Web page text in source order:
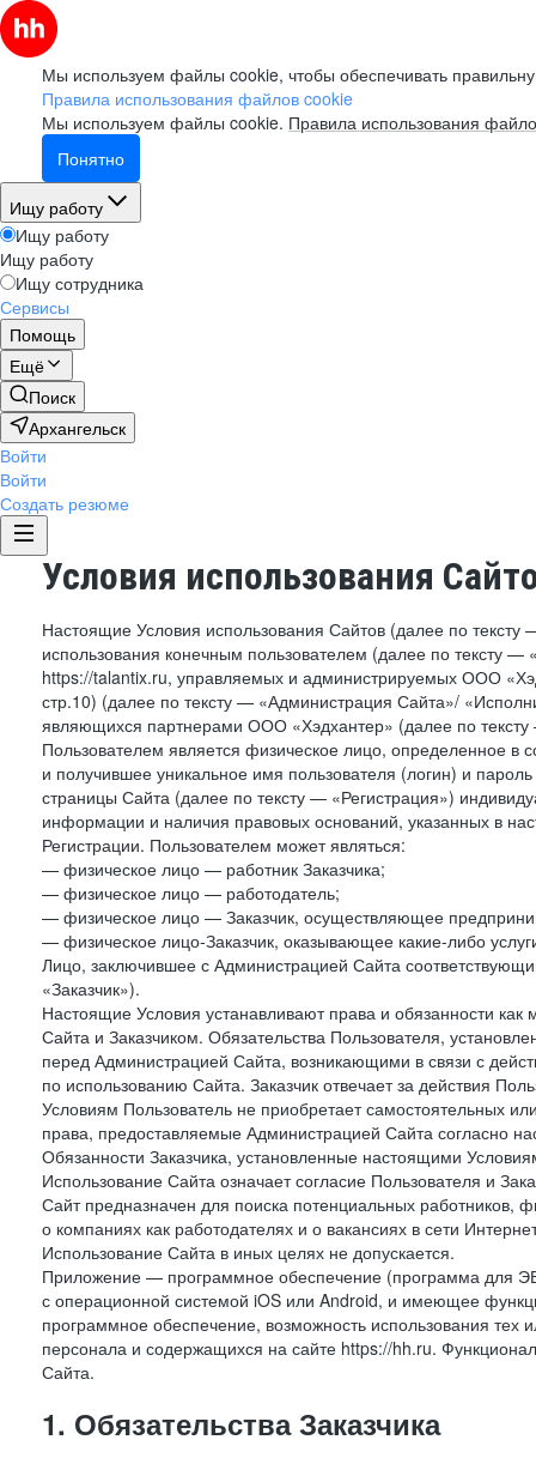
Мы используем файлы cookie, чтобы обеспечивать
Правила использования файлов cookie
Мы используем файлы cookie. Правила использования
Понятно
Ищу работу
Ищу работу
Ищу работу
Ищу сотрудника
Сервисы
Помощь
Ещё
Поиск
Архангельск
Войти
Войти
Создать резюме
Условия использования
Настоящие Условия использования Сайтов (далее по
использования конечным пользователем (далее по тексту
https://talantix.ru, управляемых и администрируемых ООО
стр.10) (далее по тексту — «Администрация Сайта»/
являющихся партнерами ООО «Хэдхантер» (далее по
Пользователем является физическое лицо, определенное в
и получившее уникальное имя пользователя (логин) и
страницы Сайта (далее по тексту — «Регистрация»)
информации и наличия правовых оснований, указанных в
Регистрации. Пользователем может являться:
— физическое лицо — работник Заказчика;
— физическое лицо — работодатель;
— физическое лицо — Заказчик, осуществляющее
— физическое лицо-Заказчик, оказывающее какие-либо
Лицо, заключившее с Администрацией Сайта
«Заказчик»).
Настоящие Условия устанавливают права и обязанности
Сайта и Заказчиком. Обязательства Пользователя,
перед Администрацией Сайта, возникающими в связи с
по использованию Сайта. Заказчик отвечает за действия
Условиям Пользователь не приобретает самостоятельных
права, предоставляемые Администрацией Сайта согласно
Обязанности Заказчика, установленные настоящими
Использование Сайта означает согласие Пользователя и
Сайт предназначен для поиска потенциальных
о компаниях как работодателях и о вакансиях в сети
Использование Сайта в иных целях не допускается.
Приложение — программное обеспечение (программа для
с операционной системой iOS или Android, и имеющее
программное обеспечение, возможность использования
персонала и содержащихся на сайте https://hh.ru.
Сайта.
1. Обязательства Заказчика